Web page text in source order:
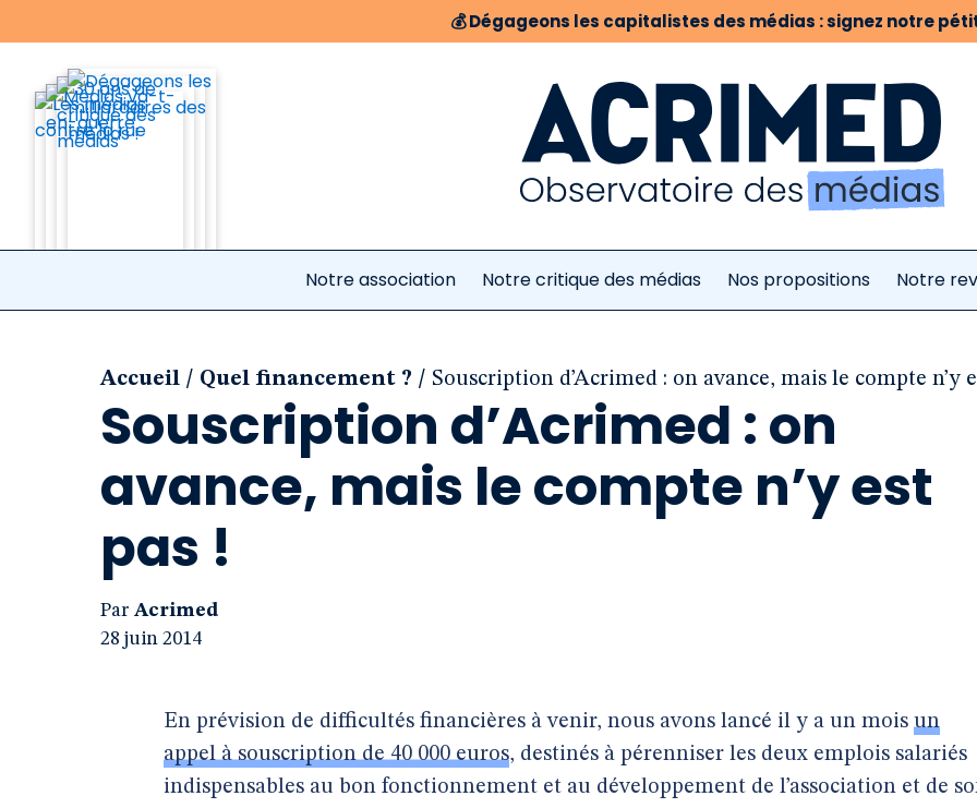
💰Dégageons les capitalistes des médias : signez notre
Notre association Notre critique des médias Nos propositions Notre
Accueil / Quel financement ? / Souscription d’Acrimed : on avance, mais le compte n’y
Souscription d’Acrimed : on
avance, mais le compte n’y est
pas !
Par Acrimed
28 juin 2014
En prévision de difficultés financières à venir, nous avons lancé il y a un mois un
appel à souscription de 40 000 euros, destinés à pérenniser les deux emplois salariés
indispensables au bon fonctionnement et au développement de l’association et de